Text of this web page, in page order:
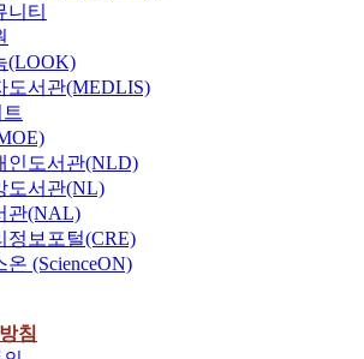
니티
(LOOK)
도서관(MEDLIS)
인도서관(NLD)
도서관(NL)
관(NAL)
정보포털(CRE)
(ScienceON)
침